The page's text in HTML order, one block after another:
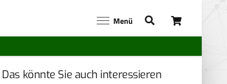
Menü
Das könnte Sie auch interessieren